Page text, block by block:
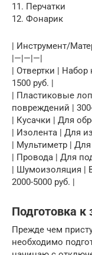
11. Перчатки
12. Фонарик
| Инструмент/
|—|—|—|
| Отвертки | Набор
1500 руб. |
| Пластиковые
повреждений |
| Кусачки | Для
| Изолента | Для
| Мультиметр | Для
| Провода | Для
| Шумоизоляция |
2000-5000 руб. |
Подготовка
Прежде чем
необходимо